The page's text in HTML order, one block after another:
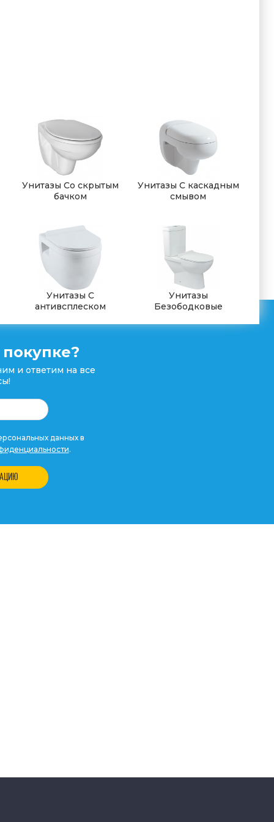
Унитазы Со скрытым
бачком
Унитазы С каскадным
смывом
Унитазы С
антивсплеском
Унитазы
Безободковые
и ответим на все
данных в
.